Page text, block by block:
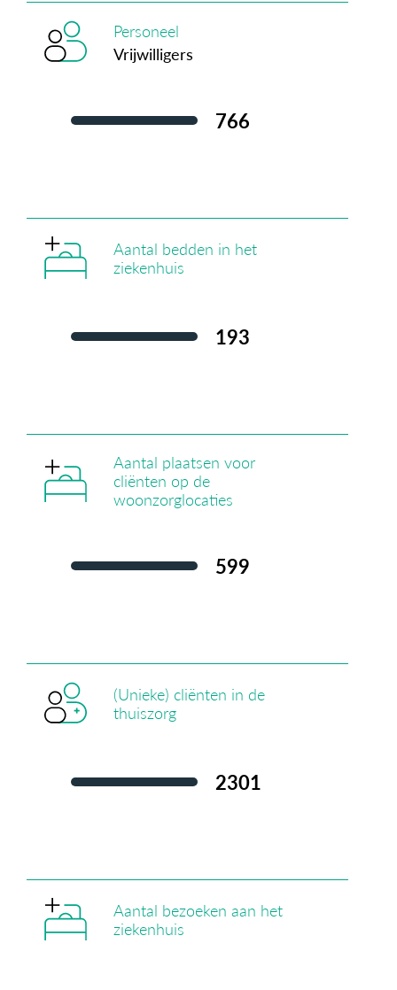
Personeel
Vrijwilligers
766
Aantal bedden in het
ziekenhuis
193
Aantal plaatsen voor
cliënten op de
woonzorglocaties
599
(Unieke) cliënten in de
thuiszorg
2.308
Aantal bezoeken aan het
ziekenhuis